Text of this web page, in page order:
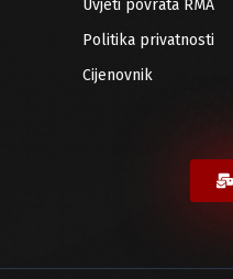
Uvjeti povrata RMA
Politika privatnosti
Cijenovnik